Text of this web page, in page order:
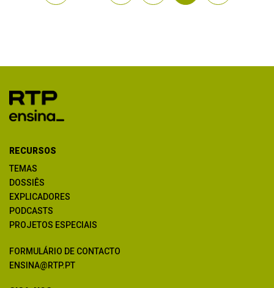
RECURSOS
TEMAS
DOSSIÊS
EXPLICADORES
PODCASTS
PROJETOS ESPECIAIS
FORMULÁRIO DE CONTACTO
ENSINA@RTP.PT